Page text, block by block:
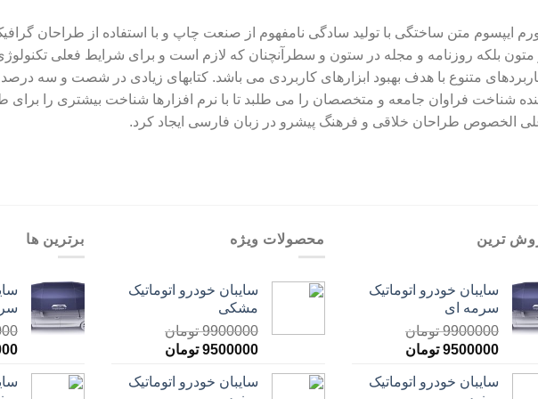
ایپسوم متن ساختگی با تولید سادگی نامفهوم از صنعت چاپ و با استفاده از طراحان
متون بلکه روزنامه و مجله در ستون و سطرآنچنان که لازم است و برای شرایط فعلی
متنوع با هدف بهبود ابزارهای کاربردی می باشد. کتابهای زیادی در شصت و سه
شناخت فراوان جامعه و متخصصان را می طلبد تا با نرم افزارها شناخت بیشتری را برای
الخصوص طراحان خلاقی و فرهنگ پیشرو در زبان فارسی ایجاد کرد.
ترین
سایبان خودرو اتوماتیک
سرمه ای
9900000 تومان
9500000 تومان
سایبان خودرو اتوماتیک
محصولات ویژه
سایبان خودرو اتوماتیک
مشکی
9900000 تومان
9500000 تومان
سایبان خودرو اتوماتیک
برترین ها